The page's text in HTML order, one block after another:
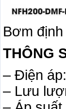
Bơm
THÔNG
– Điện
– Lưu